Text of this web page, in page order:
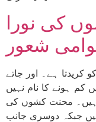
کی نورا
شعور
کریدتا ہے۔ اور جاتے
کم ہونے کا نام نہیں
ہیں۔ محنت کشوں کی
جبکہ دوسری جانب